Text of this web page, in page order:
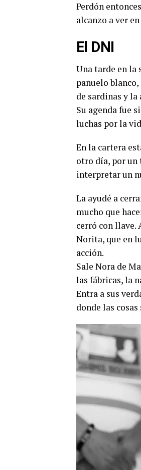
Perdón
alcanzo a ver
El DNI
Una tarde en la
pañuelo
de sardinas y
Su agenda fue
luchas por la
En la cartera
otro día, por un
interpretar un
La ayudé a
mucho que
cerró con llave.
Norita, que en
acción.
Sale Nora de
las fábricas, la
Entra a sus
donde las